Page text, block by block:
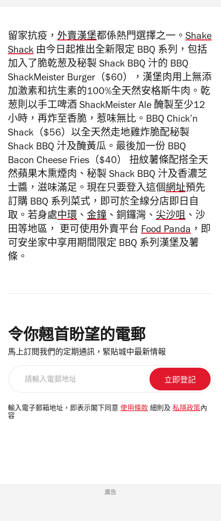
留家抗疫， 外賣漢堡都係熱門選擇之一。 Shake
Shack 由今日起推出全新限定 BBQ 系列，包括
加入了 脆乾葱及秘製 Shack BBQ 汁的 BBQ
ShackMeister Burger（$60）， 漢堡肉用上無添
加激素和抗生素的100%全天然安格斯牛肉。乾
葱則以手工啤酒 ShackMeister Ale 醃製至少12
小時，再炸至香脆，惹味無比。 BBQ Chick’ n
Shack（$56）以全天然走地雞炸脆配秘製
Shack BBQ 汁及醃黃瓜。最後加一份 BBQ
Bacon Cheese Fries（$40） 扭紋薯條配搭全天
然蘋果木熏煙肉、秘製 Shack BBQ 汁及香濃芝
士醬，滋味滿足。現在只要登入這個網址預先
訂購 BBQ 系列菜式，即可於全線分店即日自
取。若身處中環 、 金鐘 、銅鑼灣、 尖沙咀 、沙
田等地區， 更可使用外賣平台 Food Panda ，即
可安坐家中享用期間限定 BBQ 系列漢堡及薯
條。
令你翹首盼望的電郵
馬上訂閱我們的定期通訊，緊貼城中最新情報
電
郵
輸入電子郵箱地址，即表示閣下同意 使用條款 細則及 私隱政策 內
容
廣告